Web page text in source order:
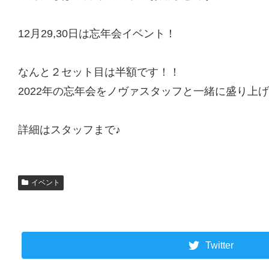
12月29,30日は忘年会イベント！
なんと２セット目は半額です！！
2022年の忘年会をノヴァスタッフと一緒に盛り上げ
詳細はスタッフまで♪
イベント
Twitter